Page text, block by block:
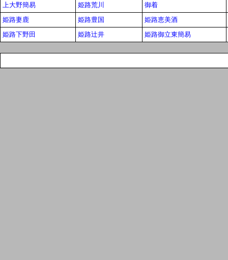
上大野簡易
姫路荒川
御着
姫路妻鹿
姫路豊国
姫路恵美酒
姫路下野田
姫路辻井 姫路御立東簡易